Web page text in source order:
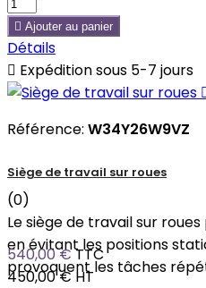
 Ajouter au panier
Détails
 Expédition sous 5-7 jours
Référence: W34Y26W9VZ
Siège de travail sur roues
(0)
Le siège de travail sur
en évitant les positions
provoquent les tâches
540,00 €TTC
450,00 € HT